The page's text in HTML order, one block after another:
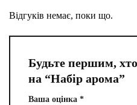
Відгуків немає, поки що.
Будьте першим,
на “Набір арома”
Ваша оцінка *